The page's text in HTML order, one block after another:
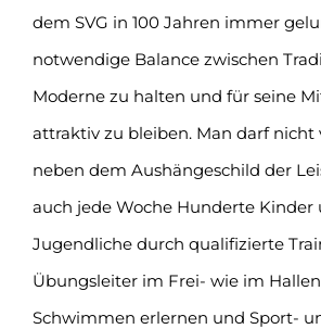
dem SVG in 100 Jahren immer
notwendige Balance zwischen
Moderne zu halten und für seine
attraktiv zu bleiben. Man darf nicht
neben dem Aushängeschild der
auch jede Woche Hunderte Kinder
Jugendliche durch qualifizierte
Übungsleiter im Frei- wie im
Schwimmen erlernen und Sport-